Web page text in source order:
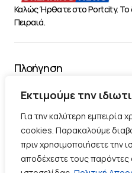
Εκτιμούμε την
Για την καλύτερη εμπειρία
cookies. Παρακαλούμε
πριν χρησιμοποιήσετε την
αποδέχεστε τους παρόντες
Καλώς Ήρθατε στο Portcity. Το
Πειραιά.
Πλοήγηση
Χρήσιμα
Διάφορα
Ακολουθήστε μας